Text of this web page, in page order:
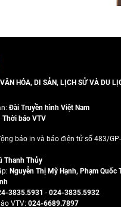
HÓA, DI SẢN, LỊCH SỬ VÀ DU
Đài Truyền hình Việt Nam
Thời báo VTV
báo in và báo điện tử số 483/
Thanh Thủy
Nguyễn Thị Mỹ Hạnh, Phạm Quốc
3835.5931 - 024-3835.5932
VTV: 024-6689.7897